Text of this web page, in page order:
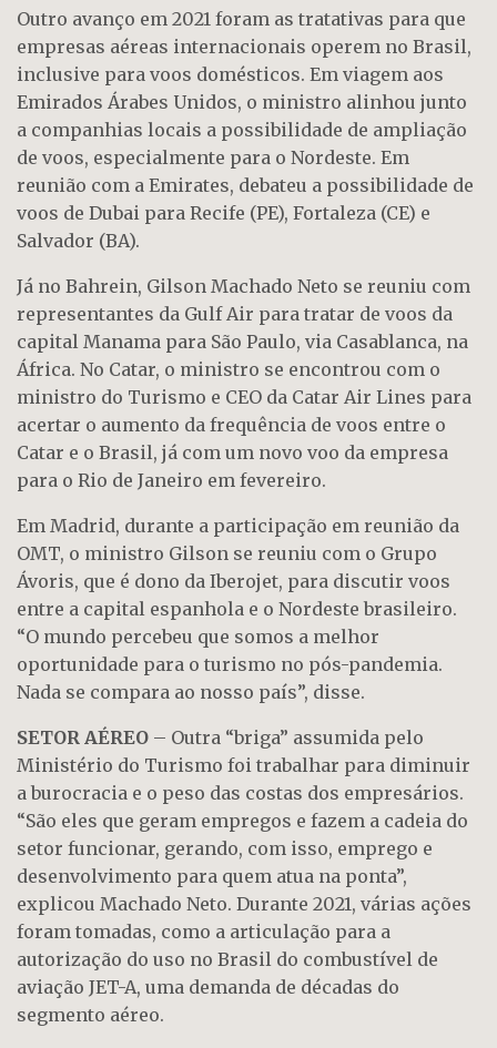
Outro avanço em 2021 foram as tratativas para que
empresas aéreas internacionais operem no Brasil,
inclusive para voos domésticos. Em viagem aos
Emirados Árabes Unidos, o ministro alinhou junto
a companhias locais a possibilidade de ampliação
de voos, especialmente para o Nordeste. Em
reunião com a Emirates, debateu a possibilidade de
voos de Dubai para Recife (PE), Fortaleza (CE) e
Salvador (BA).
Já no Bahrein, Gilson Machado Neto se reuniu com
representantes da Gulf Air para tratar de voos da
capital Manama para São Paulo, via Casablanca, na
África. No Catar, o ministro se encontrou com o
ministro do Turismo e CEO da Catar Air Lines para
acertar o aumento da frequência de voos entre o
Catar e o Brasil, já com um novo voo da empresa
para o Rio de Janeiro em fevereiro.
Em Madrid, durante a participação em reunião da
OMT, o ministro Gilson se reuniu com o Grupo
Ávoris, que é dono da Iberojet, para discutir voos
entre a capital espanhola e o Nordeste brasileiro.
“O mundo percebeu que somos a melhor
oportunidade para o turismo no pós-pandemia.
Nada se compara ao nosso país”, disse.
SETOR AÉREO – Outra “briga” assumida pelo
Ministério do Turismo foi trabalhar para diminuir
a burocracia e o peso das costas dos empresários.
“São eles que geram empregos e fazem a cadeia do
setor funcionar, gerando, com isso, emprego e
desenvolvimento para quem atua na ponta”,
explicou Machado Neto. Durante 2021, várias ações
foram tomadas, como a articulação para a
autorização do uso no Brasil do combustível de
aviação JET-A, uma demanda de décadas do
segmento aéreo.